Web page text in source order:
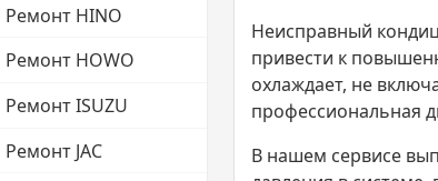
Ремонт HINO
Ремонт HOWO
Ремонт ISUZU
Ремонт JAC
Неисправный
привести к
охлаждает, не
профессиональная
В нашем сервисе